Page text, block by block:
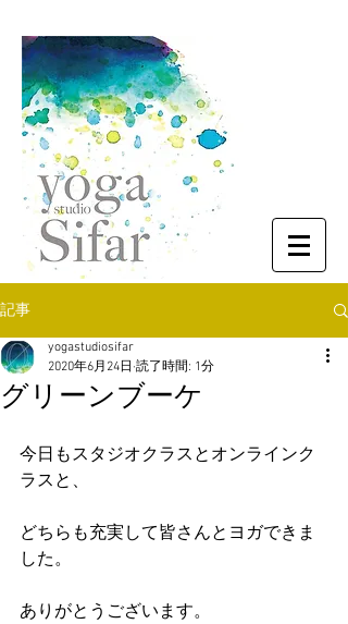
記事
グリーンブーケ
yogastudiosifar
2020年6月24日 読了時間: 1分
今日もスタジオクラスとオンラインク
ラスと、
どちらも充実して皆さんとヨガできま
した。
ありがとうございます。